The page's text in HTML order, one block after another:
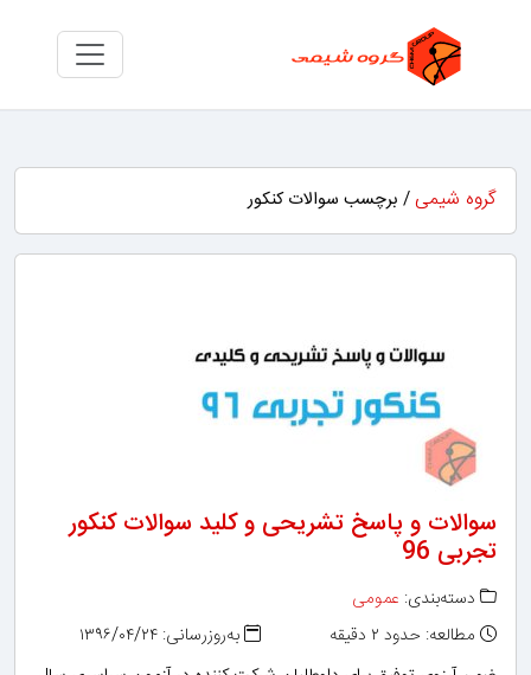
گروه شیمی / برچسب سوالات کنکور
سوالات و پاسخ تشریحی و کلید سوالات کنکور
تجربی 96
دسته‌بندی: عمومی
مطالعه: حدود ۲ دقیقه
به‌روزرسانی: ۱۳۹۶/۰۴/۲۴